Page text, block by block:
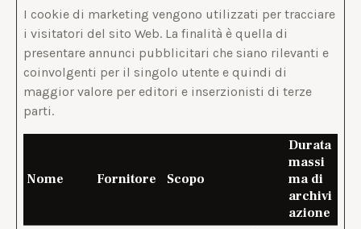
I cookie di marketing vengono utilizzati per tracciare
i visitatori del sito Web. La finalità è quella di
presentare annunci pubblicitari che siano rilevanti e
coinvolgenti per il singolo utente e quindi di
maggior valore per editori e inserzionisti di terze
parti.
Nome Fornitore Scopo
Durata
massi
ma di
archivi
azione